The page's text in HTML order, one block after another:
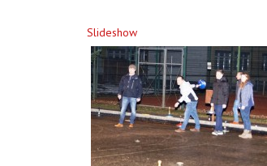
Slideshow